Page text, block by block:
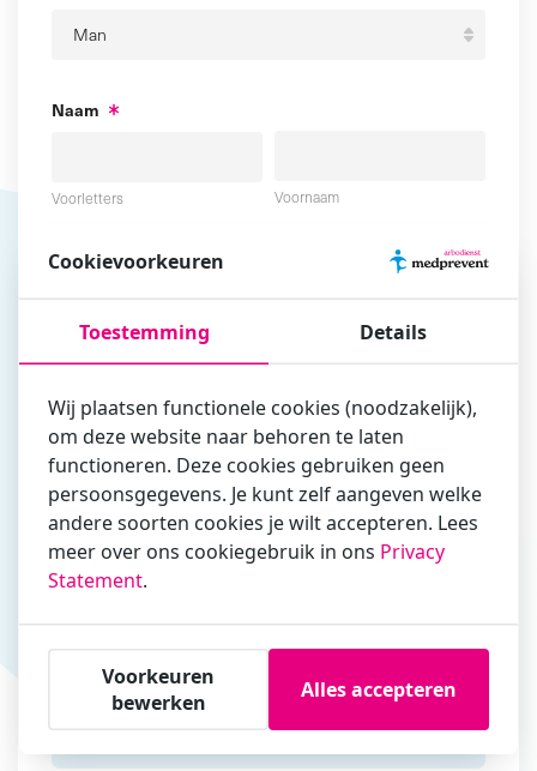
Naam
Voorletters Voornaam
Tussenvoegsel Achternaam
E-mailadres
zakelijk/administratief correspondeert
Is de contactpersoon ook een cursist?
Ja
Nee
Cursisten
Voeg cursisten toe
Cookievoorkeuren
Toestemming Details
Wij plaatsen functionele cookies (noodzakelijk),
om deze website naar behoren te laten
functioneren. Deze cookies gebruiken geen
persoonsgegevens. Je kunt zelf aangeven welke
andere soorten cookies je wilt accepteren. Lees
meer over ons cookiegebruik in ons Privacy
Statement.
Voorkeuren
bewerken
Alles accepteren